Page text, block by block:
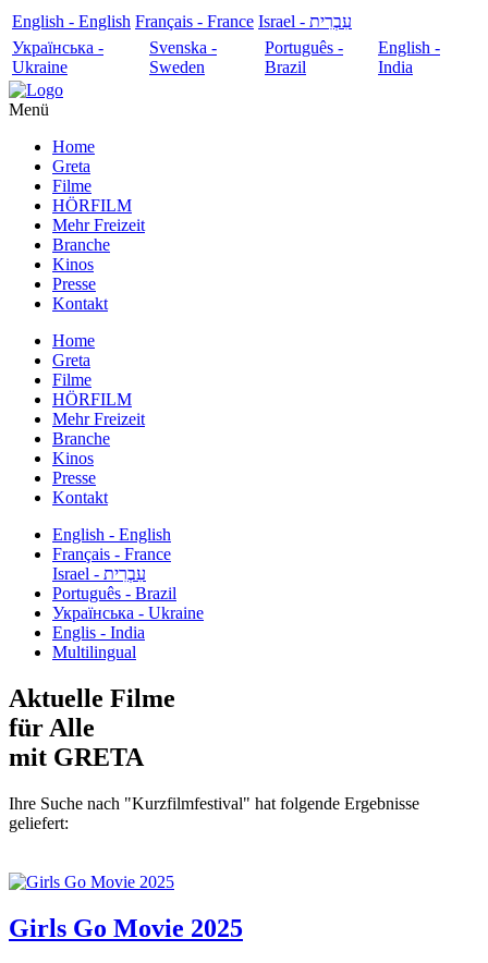
English - English Français - France
עִבְרִית - Israel
Українська -
Ukraine
Svenska -
Sweden
Português -
Brazil
English -
India
Menü
Home
Greta
Filme
HÖRFILM
Mehr Freizeit
Branche
Kinos
Presse
Kontakt
Home
Greta
Filme
HÖRFILM
Mehr Freizeit
Branche
Kinos
Presse
Kontakt
English - English
Français - France
עִבְרִית - Israel
Português - Brazil
Українська - Ukraine
Englis - India
Multilingual
Aktuelle Filme
für Alle
mit GRETA
Ihre Suche nach "Kurzfilmfestival" hat folgende Ergebnisse
geliefert:
Girls Go Movie 2025